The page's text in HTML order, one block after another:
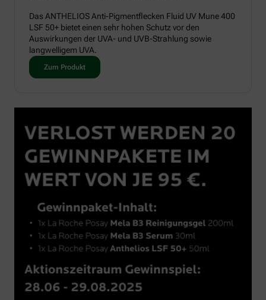
Das ANTHELIOS Anti-Pigmentflecken Fluid UV Mune 400
LSF 50+ bietet einen sehr hohen Schutz vor den
Auswirkungen der UVA- und UVB-Strahlung sowie
langwelligem UVA.
Zum Produkt